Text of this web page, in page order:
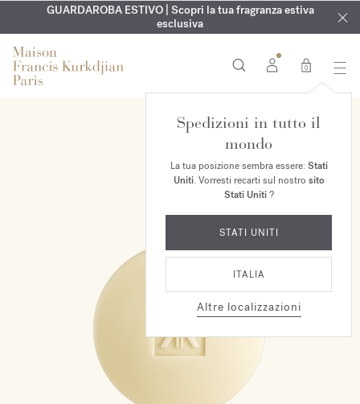
ESCLUSIVO | Scopri la nuova fragranza OUDvelvet moodnel
tuo ordine*
INCISIONE GRATUITA | Su tutte le fragranze e gli oli per il
corpo fino al 9 agosto
GUARDAROBA ESTIVO | Scopri la tua fragranza estiva
esclusiva
0
Spedizioni in tutto il
mondo
La tua posizione sembra essere: Stati
Uniti. Vorresti recarti sul nostro sito
Stati Uniti?
STATI UNITI
ITALIA
Altre localizzazioni